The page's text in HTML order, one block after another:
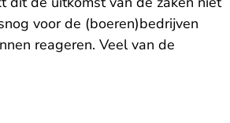
voor de (boeren)bedrijven
reageren. Veel van de